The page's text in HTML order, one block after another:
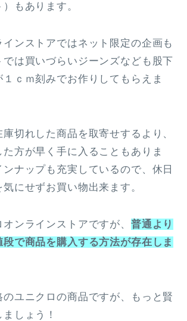
もあります。
ンストアではネット限定の企画も
では買いづらいジーンズなども股下
ｃｍ刻みでお作りしてもらえま
切れした商品を取寄せするより、
方が早く手に入ることもありま
ナップも充実しているので、休日
にせずお買い物出来ます。
ンラインストアですが、 普通より
段で商品を購入する方法が存在しま
ユニクロの商品ですが、もっと賢
しょう！